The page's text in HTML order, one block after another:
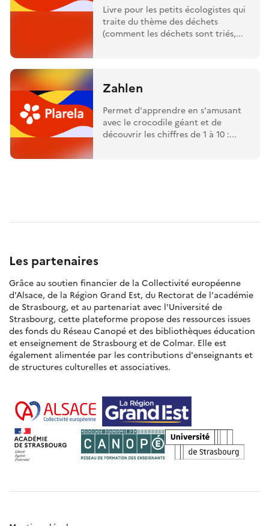
Livre pour les petits écologistes qui
traite du thème des déchets
(comment les déchets sont triés,...
Zahlen
Permet d'apprendre en s'amusant
avec le crocodile géant et de
découvrir les chiffres de 1 à 10 :...
Les partenaires
Grâce au soutien financier de la Collectivité européenne
d'Alsace, de la Région Grand Est, du Rectorat de l'académie
de Strasbourg, et au partenariat avec l'Université de
Strasbourg, cette plateforme propose des ressources issues
des fonds du Réseau Canopé et des bibliothèques éducation
et enseignement de Strasbourg et de Colmar. Elle est
également alimentée par les contributions d'enseignants et
de structures culturelles et associatives.